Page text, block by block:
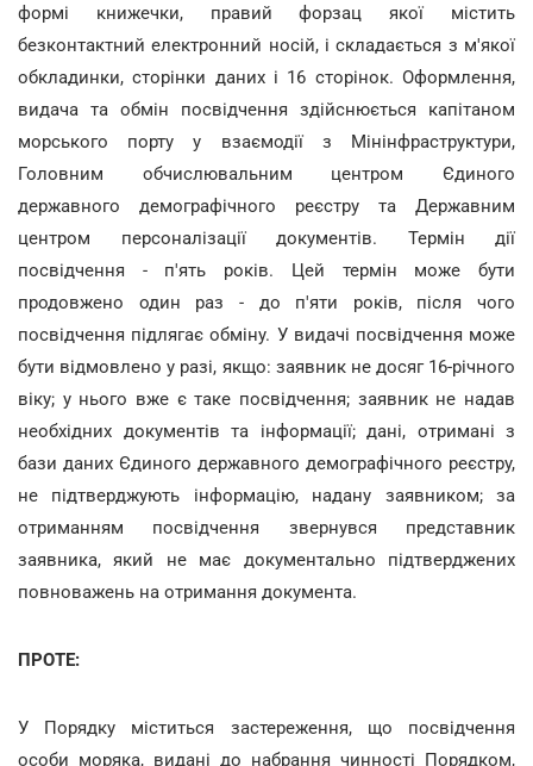
формі книжечки, правий форзац якої містить
безконтактний електронний носій, і складається з м'якої
обкладинки, сторінки даних і 16 сторінок. Оформлення,
видача та обмін посвідчення здійснюється капітаном
морського порту у взаємодії з Мінінфраструктури,
Головним обчислювальним центром Єдиного
державного демографічного реєстру та Державним
центром персоналізації документів. Термін дії
посвідчення - п'ять років. Цей термін може бути
продовжено один раз - до п'яти років, після чого
посвідчення підлягає обміну. У видачі посвідчення може
бути відмовлено у разі, якщо: заявник не досяг 16-річного
віку; у нього вже є таке посвідчення; заявник не надав
необхідних документів та інформації; дані, отримані з
бази даних Єдиного державного демографічного реєстру,
не підтверджують інформацію, надану заявником; за
отриманням посвідчення звернувся представник
заявника, який не має документально підтверджених
повноважень на отримання документа.
ПРОТЕ:
У Порядку міститься застереження, що посвідчення
особи моряка, видані до набрання чинності Порядком,